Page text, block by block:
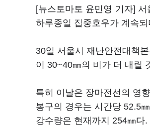
[뉴스토마토 윤민영 기자]
하루종일 집중호우가 계속
30일 서울시 재난안전대책
이 30~40㎜의 비가 더 내릴
특히 이날은 장마전선의 영
봉구의 경우는 시간당 52.5
강수량은 현재까지 254㎜다.